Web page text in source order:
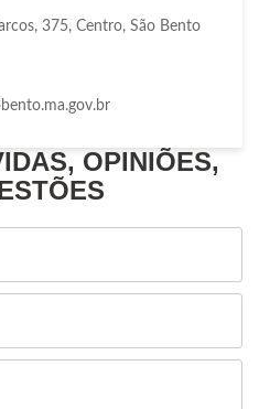
375, Centro, São Bento
OPINIÕES,